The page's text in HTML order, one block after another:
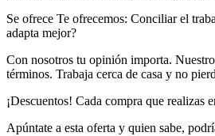
Se ofrece Te ofrecemos: Conciliar el
adapta mejor?
Con nosotros tu opinión importa.
términos. Trabaja cerca de casa y no
¡Descuentos! Cada compra que
Apúntate a esta oferta y quien sabe,